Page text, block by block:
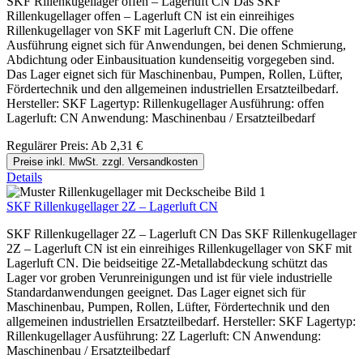
Rillenkugellager offen – Lagerluft CN ist ein einreihiges
Rillenkugellager von SKF mit Lagerluft CN. Die offene
Ausführung eignet sich für Anwendungen, bei denen Schmierung,
Abdichtung oder Einbausituation kundenseitig vorgegeben sind.
Das Lager eignet sich für Maschinenbau, Pumpen, Rollen, Lüfter,
Fördertechnik und den allgemeinen industriellen Ersatzteilbedarf.
Hersteller: SKF Lagertyp: Rillenkugellager Ausführung: offen
Lagerluft: CN Anwendung: Maschinenbau / Ersatzteilbedarf
Regulärer Preis: Ab 2,31 €
Preise inkl. MwSt. zzgl. Versandkosten
Details
SKF Rillenkugellager 2Z – Lagerluft CN
SKF Rillenkugellager 2Z – Lagerluft CN Das SKF Rillenkugellager
2Z – Lagerluft CN ist ein einreihiges Rillenkugellager von SKF mit
Lagerluft CN. Die beidseitige 2Z-Metallabdeckung schützt das
Lager vor groben Verunreinigungen und ist für viele industrielle
Standardanwendungen geeignet. Das Lager eignet sich für
Maschinenbau, Pumpen, Rollen, Lüfter, Fördertechnik und den
allgemeinen industriellen Ersatzteilbedarf. Hersteller: SKF Lagertyp:
Rillenkugellager Ausführung: 2Z Lagerluft: CN Anwendung:
Maschinenbau / Ersatzteilbedarf